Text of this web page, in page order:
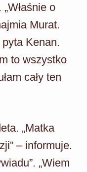
o
Murat.
pyta Kenan.
to wszystko
cały ten
„Matka
– informuje.
„Wiem